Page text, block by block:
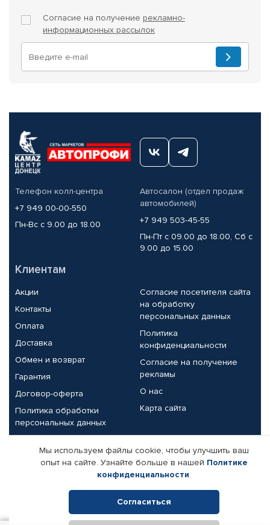
Согласие на получение рекламно-
информационных рассылок
Телефон колл-центра
+7 949 00-00-550
Пн-Вс с 9.00 до 18.00
Автосалон (отдел продаж
автомобилей)
+7 949 503-45-55
Пн-Пт с 09.00 до 18.00, Сб с
9.00 до 15.00
Клиентам
Акции
Контакты
Оплата
Доставка
Обмен и возврат
Гарантия
Договор-оферта
Политика обработки
персональных данных
Согласие посетителя сайта
на обработку
персональных данных
Политика
конфиденциальности
Согласие на получение
рекламы
О нас
Карта сайта
Партнерам
Корпоративным клиентам
Поставщикам
Реквизиты компании
Мы используем файлы cookie, чтобы улучшить ваш
опыт на сайте. Узнайте больше в нашей Политике
конфиденциальности.
Согласиться